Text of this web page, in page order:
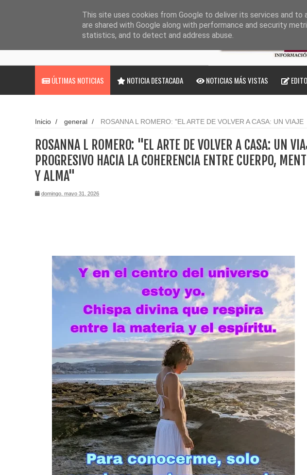
Cargando...
ÚLTIMAS NOTICIAS NOTICIA DESTACADA NOTICIAS MÁS VISTAS
Inicio / general /
ROSANNA L ROMERO: "EL ARTE DE VOLVER A CASA: UN VIAJE
ROSANNA L ROMERO: "EL ARTE DE VOLVER A CASA: UN
PROGRESIVO HACIA LA COHERENCIA ENTRE CUERPO,
Y ALMA"
domingo, mayo 31, 2026
This site uses cookies from Google to deliver its services and to
are shared with Google along with performance and security
statistics, and to detect and address abuse.